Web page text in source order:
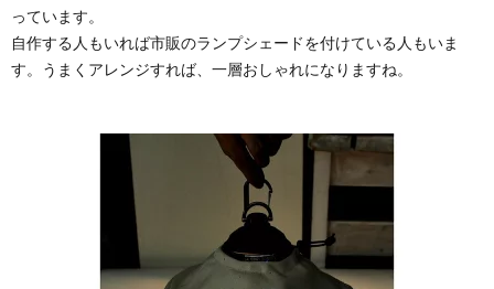
っています。
自作する人もいれば市販のランプシェードを付けている人もいま
す。うまくアレンジすれば、一層おしゃれになりますね。